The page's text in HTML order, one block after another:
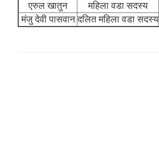
एरुल खातुन
महिला वडा सदस्य
मंजु देवी पासवान दलित महिला वडा सदस्य